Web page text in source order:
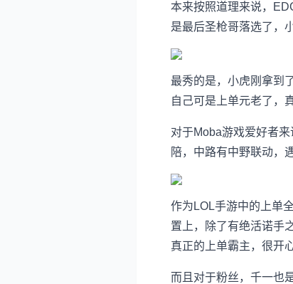
本来按照道理来说，
是最后圣枪哥落选了，
最秀的是，小虎刚拿到
自己可是上单元老了，
对于Moba游戏爱好者
陪，中路有中野联动，
作为LOL手游中的上单
置上，除了有绝活诺手
真正的上单霸主，很开
而且对于粉丝，千一也